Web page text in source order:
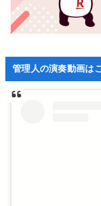
管理人の演奏動画は